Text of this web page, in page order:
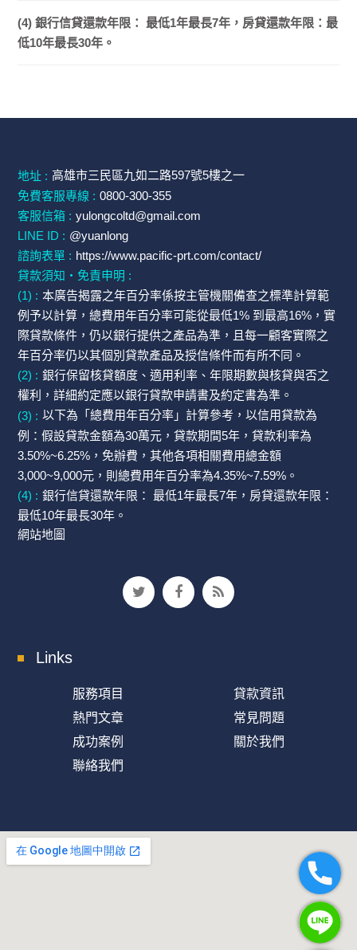
(4) 銀行信貸還款年限： 最低1年最長7年，房貸還款年限：最
低10年最長30年。
地址 : 高雄市三民區九如二路597號5樓之一
免費客服專線 : 0800-300-355
客服信箱 : yulongcoltd@gmail.com
LINE ID : @yuanlong
諮詢表單 : https://www.pacific-prt.com/contact/
貸款須知・免責申明 :
(1) : 本廣告揭露之年百分率係按主管機關備查之標準計算範
例予以計算，總費用年百分率可能從最低1% 到最高16%，實
際貸款條件，仍以銀行提供之產品為準，且每一顧客實際之
年百分率仍以其個別貸款產品及授信條件而有所不同。
(2) : 銀行保留核貸額度、適用利率、年限期數與核貸與否之
權利，詳細約定應以銀行貸款申請書及約定書為準。
(3) : 以下為「總費用年百分率」計算參考，以信用貸款為
例：假設貸款金額為30萬元，貸款期間5年，貸款利率為
3.50%~6.25%，免辦費，其他各項相關費用總金額
3,000~9,000元，則總費用年百分率為4.35%~7.59%。
(4) : 銀行信貸還款年限： 最低1年最長7年，房貸還款年限：
最低10年最長30年。
網站地圖
Links
服務項目
貸款資訊
熱門文章
常見問題
成功案例
關於我們
聯絡我們